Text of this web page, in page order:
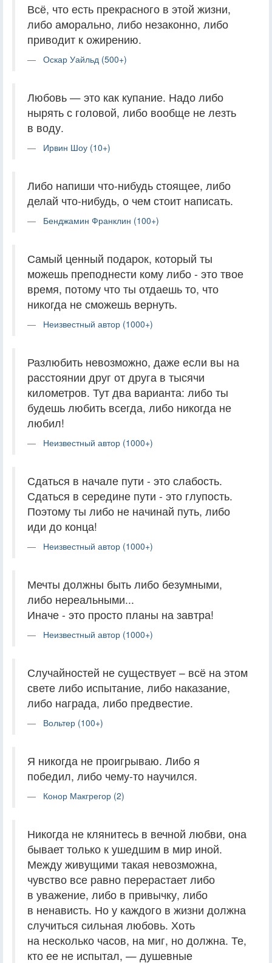
Всё, что есть прекрасного в этой жизни,
либо аморально, либо незаконно, либо
приводит к ожирению.
Оскар Уайльд (500+)
Любовь — это как купание. Надо либо
нырять с головой, либо вообще не лезть
в воду.
Ирвин Шоу (10+)
Либо напиши что-нибудь стоящее, либо
делай что-нибудь, о чем стоит написать.
Бенджамин Франклин (100+)
Самый ценный подарок, который ты
можешь преподнести кому либо - это твое
время, потому что ты отдаешь то, что
никогда не сможешь вернуть.
Неизвестный автор (1000+)
Разлюбить невозможно, даже если вы на
расстоянии друг от друга в тысячи
километров. Тут два варианта: либо ты
будешь любить всегда, либо никогда не
любил!
Неизвестный автор (1000+)
Сдаться в начале пути - это слабость.
Сдаться в середине пути - это глупость.
Поэтому ты либо не начинай путь, либо
иди до конца!
Неизвестный автор (1000+)
Мечты должны быть либо безумными,
либо нереальными...
Иначе - это просто планы на завтра!
Неизвестный автор (1000+)
Случайностей не существует – всё на этом
свете либо испытание, либо наказание,
либо награда, либо предвестие.
Вольтер (100+)
Я никогда не проигрываю. Либо я
победил, либо чему-то научился.
Конор Макгрегор (2)
Никогда не клянитесь в вечной любви, она
бывает только к ушедшим в мир иной.
Между живущими такая невозможна,
чувство все равно перерастает либо
в уважение, либо в привычку, либо
в ненависть. Но у каждого в жизни должна
случиться сильная любовь. Хоть
на несколько часов, на миг, но должна. Те,
кто ее не испытал, — душевные